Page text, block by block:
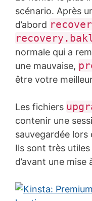
scénario. Après
d’abord
normale qui a
une mauvaise,
être votre
Les fichiers
contenir une
sauvegardée lors
Ils sont très
d’avant une mise